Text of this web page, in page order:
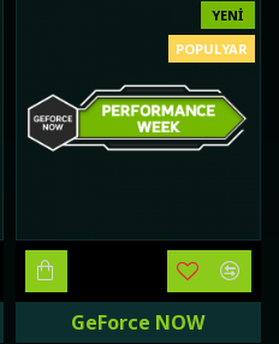
YENI
POPULYAR
GeForce NOW